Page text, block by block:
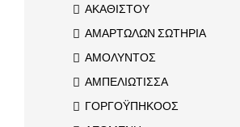
ΑΚΑΘΙΣΤΟΥ
ΑΜΑΡΤΩΛΩΝ ΣΩΤΗΡΙΑ
ΑΜΟΛΥΝΤΟΣ
ΑΜΠΕΛΙΩΤΙΣΣΑ
ΓΟΡΓΟΫΠΗΚΟΟΣ